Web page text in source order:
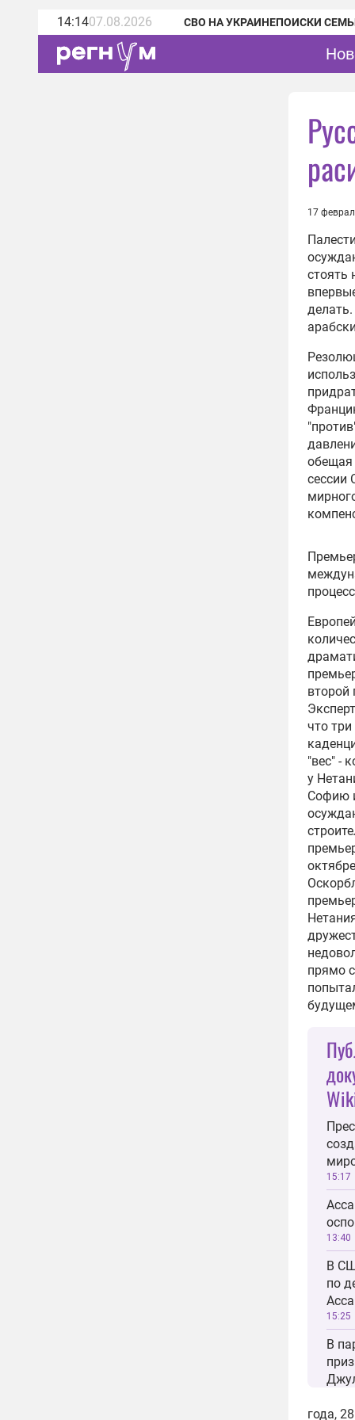
14:1407.08.2026 СВО НА УКРАИНЕПОИСКИ
17
стоять
обещая
сессии
второй
что
"вес" -
у
Софию
прямо
15:17
13:40
В
по
15:25
В
года,